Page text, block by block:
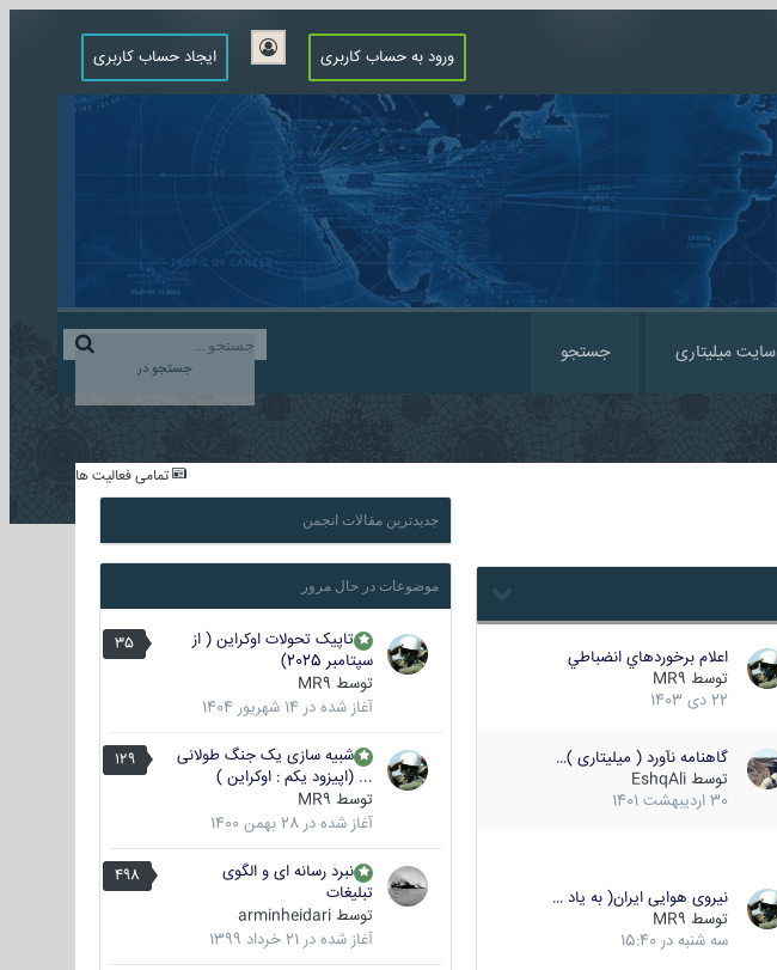
ورود به حساب کاربری ایجاد حساب کاربری
جستجو در
سایت میلیتاری جستجو
تمامی فعالیت ها
اعلام برخوردهاي انضباطي
توسط MR9
22 دی 1403
گاهنامه نآورد ( میلیتاری )…
توسط EshqAli
30 اردیبهشت 1401
نیروی هوایی ایران( به یاد …
توسط MR9
سه شنبه در 15:40
جدیدترین مقالات انجمن
موضوعات در حال مرور
35
تاپیک تحولات اوکراین ( از
سپتامبر 2025)
توسط MR9
آغاز شده در 14 شهریور 1404
129
شبیه سازی یک جنگ طولانی
... (اپیزود یکم : اوکراین )
توسط MR9
آغاز شده در 28 بهمن 1400
498
نبرد رسانه ای و الگوی
تبلیغات
توسط arminheidari
آغاز شده در 21 خرداد 1399